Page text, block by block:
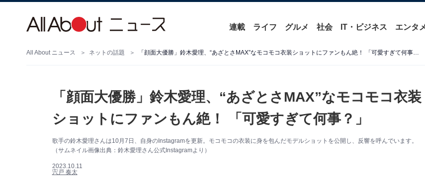
連載 ライフ グルメ 社会 IT・ビジネス エンタ
All About ニュース ネットの話題 「顔面大優勝」鈴木愛理、“あざとさMAX”なモコモコ衣装ショットにファンもん絶！ 「可愛すぎて何事？」
「顔面大優勝」鈴木愛理、“あざとさMAX”なモコモコ衣装
ショットにファンもん絶！ 「可愛すぎて何事？」
歌手の鈴木愛理さんは10月7日、自身のInstagramを更新。モコモコの衣装に身を包んだモデルショットを公開し、反響を呼んでいます。
（サムネイル画像出典：鈴木愛理さん公式Instagramより）
2023.10.11
宍戸 奏太